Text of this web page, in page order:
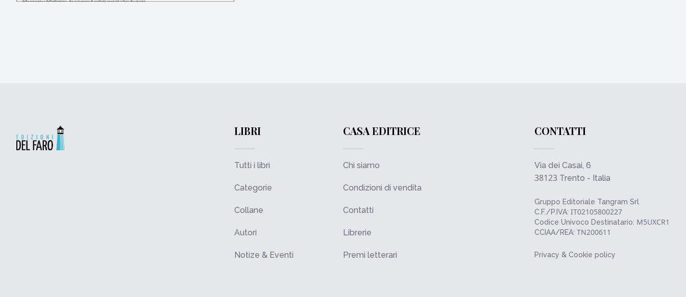
LIBRI
Tutti i libri
Categorie
Collane
Autori
Notize & Eventi
CASA EDITRICE
Chi siamo
Condizioni di vendita
Contatti
Librerie
Premi letterari
CONTATTI
Via dei Casai, 6
38123 Trento - Italia
Gruppo Editoriale Tangram Srl
C.F./P.IVA: IT02105800227
Codice Univoco Destinatario: M5UXCR1
CCIAA/REA: TN200611
Privacy & Cookie policy